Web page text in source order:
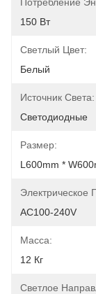
150 Вт
Светлый Цвет:
Белый
Источник Света:
Светодиодные
Размер:
L600mm *
Электрическое
AC100-240V
Масса:
12 Кг
Светлое